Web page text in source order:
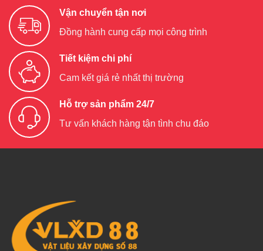
Vận chuyển tận nơi
Đồng hành cung cấp mọi công trình
Tiết kiệm chi phí
Cam kết giá rẻ nhất thị trường
Hỗ trợ sản phẩm 24/7
Tư vấn khách hàng tận tình chu đáo